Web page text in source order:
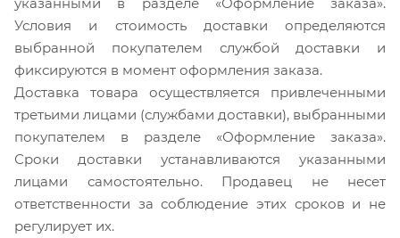
Условия и стоимость доставки определяются
выбранной покупателем службой доставки и
фиксируются в момент оформления заказа.
Доставка товара осуществляется привлеченными
третьими лицами (службами доставки), выбранными
покупателем в разделе «Оформление заказа».
Сроки доставки устанавливаются указанными
лицами самостоятельно. Продавец не несет
ответственности за соблюдение этих сроков и не
регулирует их.